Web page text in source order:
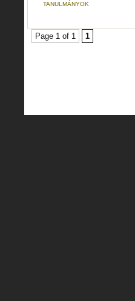
TANULMÁNYOK
Page 1 of 1 1